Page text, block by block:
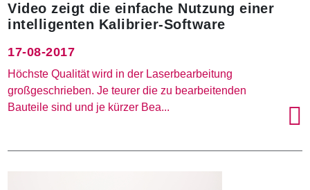
Video zeigt die einfache Nutzung einer
intelligenten Kalibrier-Software
17-08-2017
Höchste Qualität wird in der Laserbearbeitung
großgeschrieben. Je teurer die zu bearbeitenden
Bauteile sind und je kürzer Bea...